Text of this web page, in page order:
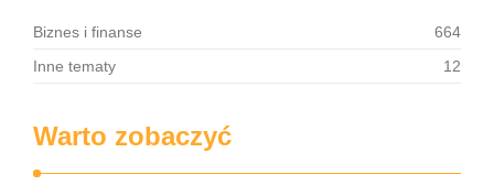
Biznes i finanse
664
Inne tematy
12
Warto zobaczyć